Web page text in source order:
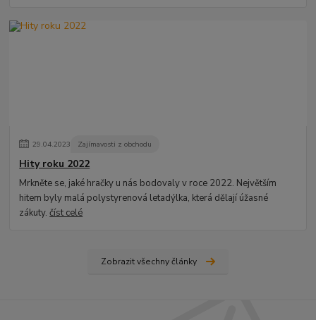
29.04.2023 Zajímavosti z obchodu
Hity roku 2022
Mrkněte se, jaké hračky u nás bodovaly v roce 2022. Největším
hitem byly malá polystyrenová letadýlka, která dělají úžasné
zákuty.číst celé
Zobrazit všechny články